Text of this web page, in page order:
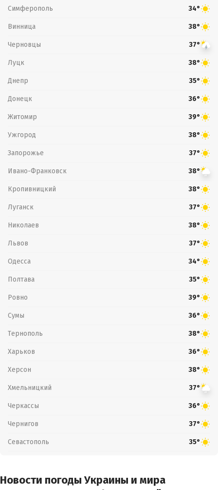
Симферополь 34°
Винница 38°
Черновцы 37°
Луцк 38°
Днепр 35°
Донецк 36°
Житомир 39°
Ужгород 38°
Запорожье 37°
Ивано-Франковск 38°
Кропивницкий 38°
Луганск 37°
Николаев 38°
Львов 37°
Одесса 34°
Полтава 35°
Ровно 39°
Сумы 36°
Тернополь 38°
Харьков 36°
Херсон 38°
Хмельницкий 37°
Черкассы 36°
Чернигов 37°
Севастополь 35°
Новости погоды Украины и мира